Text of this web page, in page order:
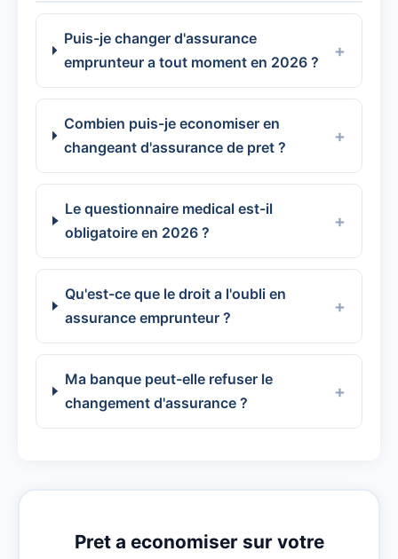
Puis-je changer d'assurance
emprunteur a tout moment en 2026 ?
Combien puis-je economiser en
changeant d'assurance de pret ?
Le questionnaire medical est-il
obligatoire en 2026 ?
Qu'est-ce que le droit a l'oubli en
assurance emprunteur ?
Ma banque peut-elle refuser le
changement d'assurance ?
Pret a economiser sur votre